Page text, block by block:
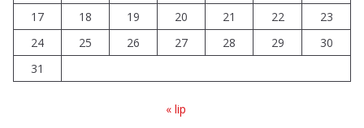
17
18 19 20 21 22
23
24
25 26 27 28 29
30
31
« lip